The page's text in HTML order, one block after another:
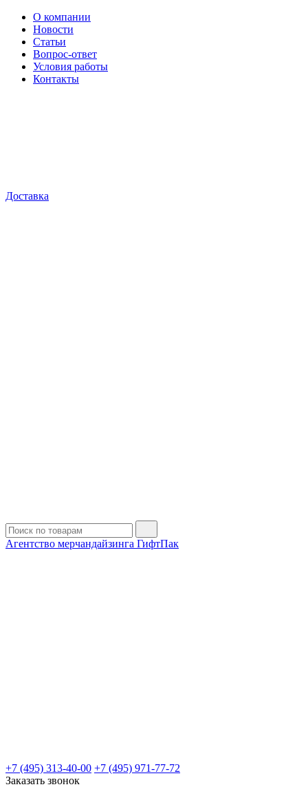
О компании
Новости
Статьи
Вопрос-ответ
Условия работы
Контакты
Доставка
Агентство мерчандайзинга ГифтПак
+7 (495) 313-40-00 +7 (495) 971-77-72
Заказать звонок